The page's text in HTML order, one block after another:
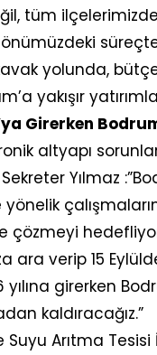
tüm ilçelerimizde
yolunda,
yakışır
Girerken
altyapı
Yılmaz
çözmeyi
ara verip 15
yılına girerken
kaldıracağız.”
Arıtma